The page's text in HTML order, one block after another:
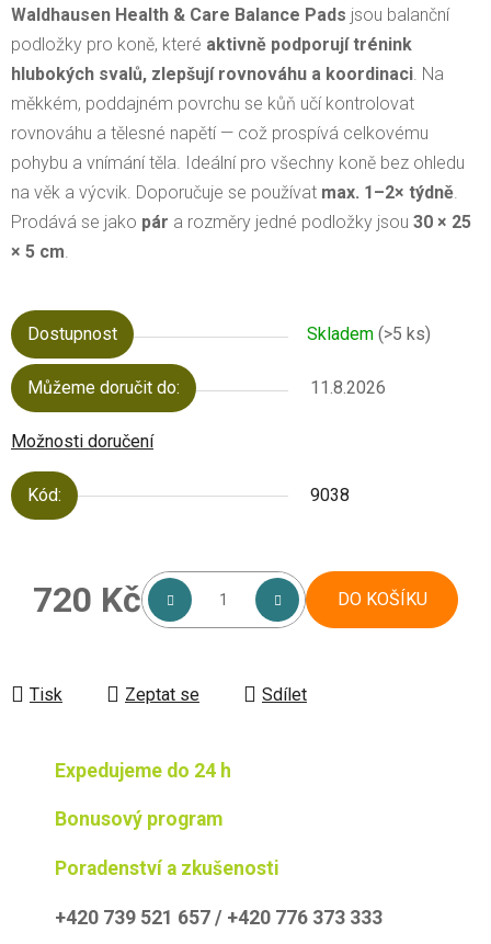
Waldhausen Health & Care Balance Pads jsou balanční
podložky pro koně, které aktivně podporují trénink
hlubokých svalů, zlepšují rovnováhu a koordinaci . Na
měkkém, poddajném povrchu se kůň učí kontrolovat
rovnováhu a tělesné napětí — což prospívá celkovému
pohybu a vnímání těla. Ideální pro všechny koně bez ohledu
na věk a výcvik. Doporučuje se používat max. 1–2× týdně
Prodává se jako pár a rozměry jedné podložky jsou 30 × 25
× 5 cm
Dostupnost Skladem (>5 ks)
Můžeme doručit do: 11.8.2026
Možnosti doručení
Kód: 9038
720 Kč DO KOŠÍKU
Tisk Zeptat se Sdílet
Expedujeme do 24 h
Bonusový program
Poradenství a zkušenosti
+420 739 521 657 / +420 776 373 333